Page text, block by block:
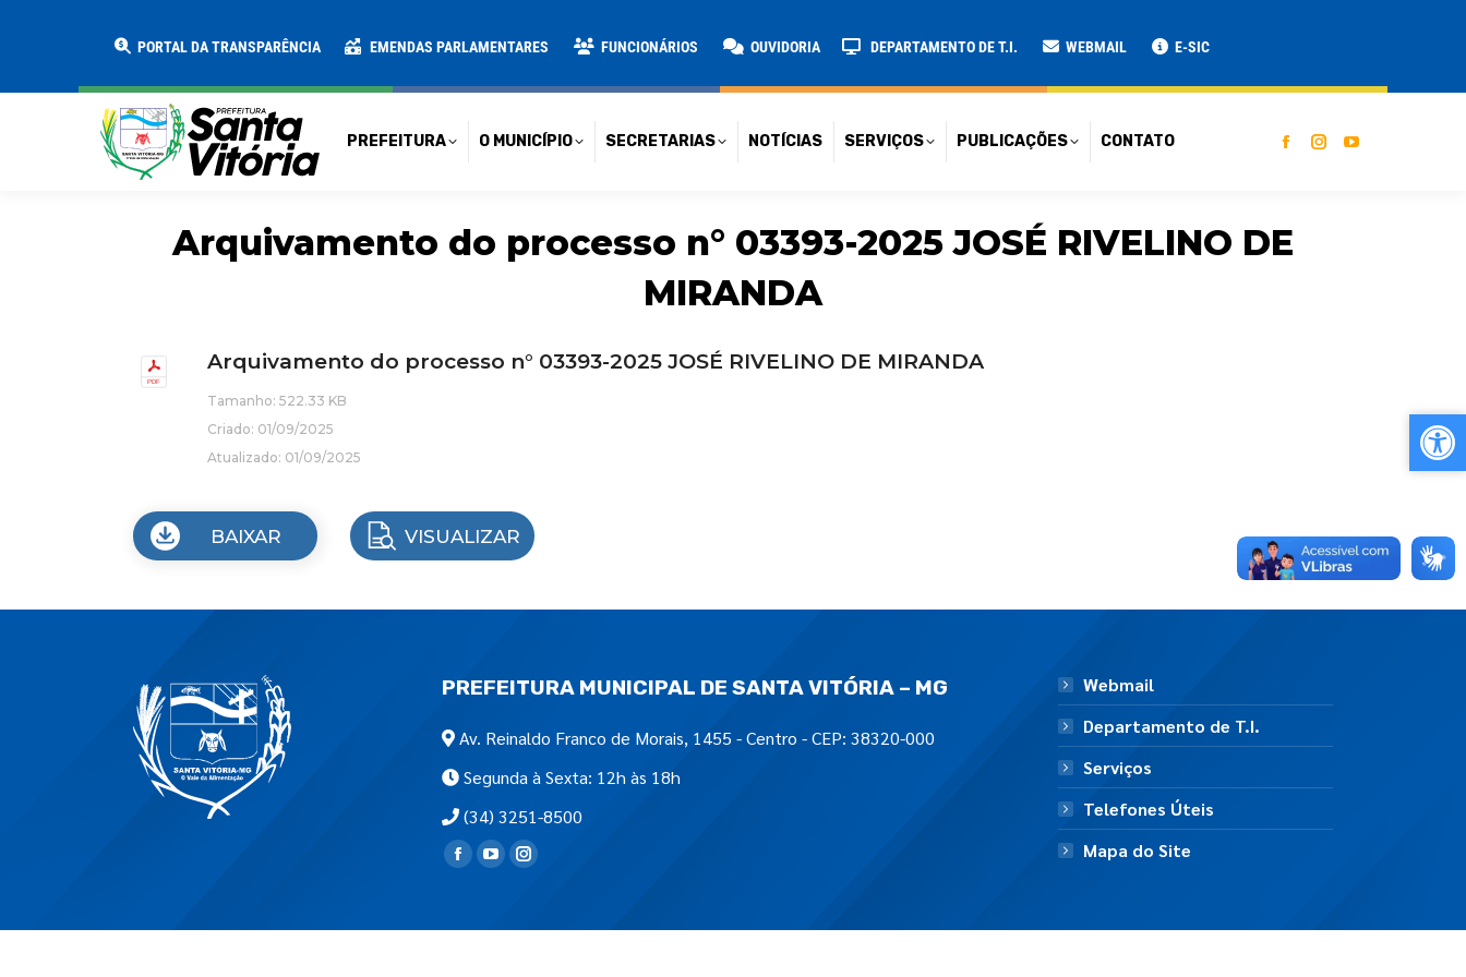
PORTAL DA TRANSPARÊNCIA EMENDAS PARLAMENTARES FUNCIONÁRIOS OUVIDORIA DEPARTAMENTO DE T.I. WEBMAIL E-SIC
PREFEITURA O MUNICÍPIO SECRETARIAS NOTÍCIAS SERVIÇOS PUBLICAÇÕES CONTATO
Arquivamento do processo n° 03393-2025 JOSÉ RIVELINO DE
MIRANDA
Arquivamento do processo n° 03393-2025 JOSÉ RIVELINO DE MIRANDA
Tamanho: 522.33 KB
Criado: 01/09/2025
Atualizado: 01/09/2025
BAIXAR VISUALIZAR
PREFEITURA MUNICIPAL DE SANTA VITÓRIA – MG
Av. Reinaldo Franco de Morais, 1455 - Centro - CEP: 38320-000
Segunda à Sexta: 12h às 18h
(34) 3251-8500
Encontre-nos em:
Webmail
Departamento de T.I.
Serviços
Telefones Úteis
Mapa do Site